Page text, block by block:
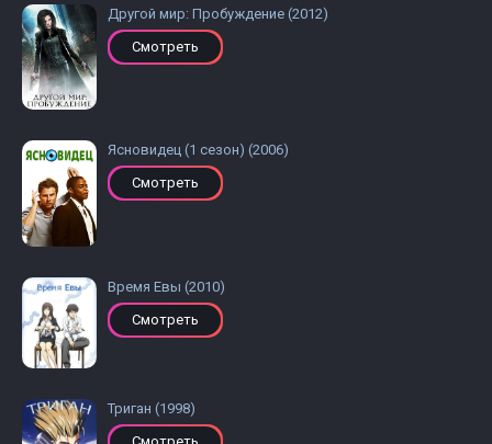
Другой мир: Пробуждение (2012)
Смотреть
Ясновидец (1 сезон) (2006)
Смотреть
Время Евы (2010)
Смотреть
Триган (1998)